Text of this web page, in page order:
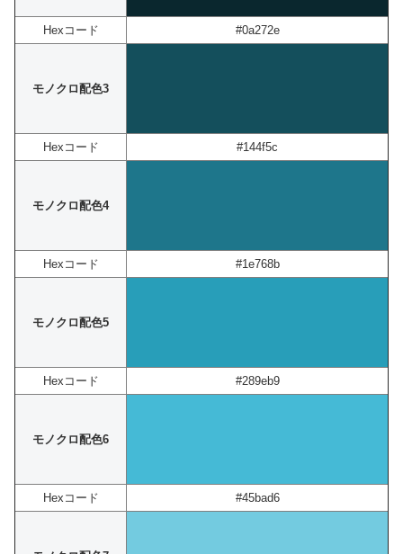
Hexコード #0a272e
モノクロ配色3
Hexコード #144f5c
モノクロ配色4
Hexコード #1e768b
モノクロ配色5
Hexコード #289eb9
モノクロ配色6
Hexコード #45bad6